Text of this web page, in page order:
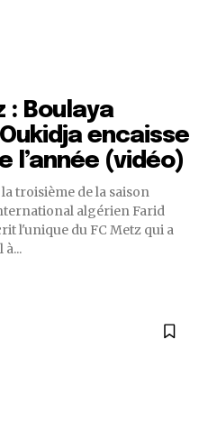
: Boulaya
encaisse
l’année (vidéo)
troisième de la saison
algérien Farid
l'unique du FC Metz qui a
à...